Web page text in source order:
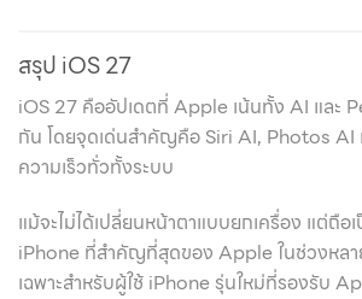
สรุป iOS 27
iOS 27 คืออัปเดตที่ Apple เน้นทั้ง AI และ
กัน โดยจุดเด่นสำคัญคือ Siri AI, Photos AI
ความเร็วทั่วทั้งระบบ
แม้จะไม่ได้เปลี่ยนหน้าตาแบบยกเครื่อง แต่ถือ
iPhone ที่สำคัญที่สุดของ Apple ในช่วงหลา
เฉพาะสำหรับผู้ใช้ iPhone รุ่นใหม่ที่รองรับ